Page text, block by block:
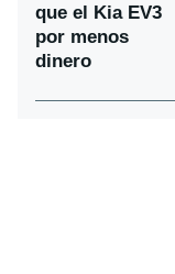
que el Kia EV3
por menos
dinero